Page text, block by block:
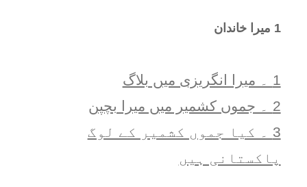
1 ميرا خاندان
1 ۔ ميرا انگريزی ميں بلاگ
2 ۔ جموں کشمیر میں میرا بچپن
3 ۔ کیا جموں کشمیر کے لوگ
پاکستانی ہیں